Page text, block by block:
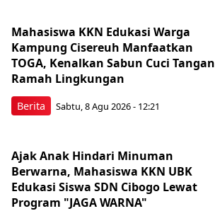
Berita
Mahasiswa KKN Edukasi Warga
Kampung Cisereuh Manfaatkan
TOGA, Kenalkan Sabun Cuci Tangan
Ramah Lingkungan
Sabtu, 8 Agu 2026 - 12:21
Ajak Anak Hindari Minuman
Berwarna, Mahasiswa KKN UBK
Edukasi Siswa SDN Cibogo Lewat
Program "JAGA WARNA"